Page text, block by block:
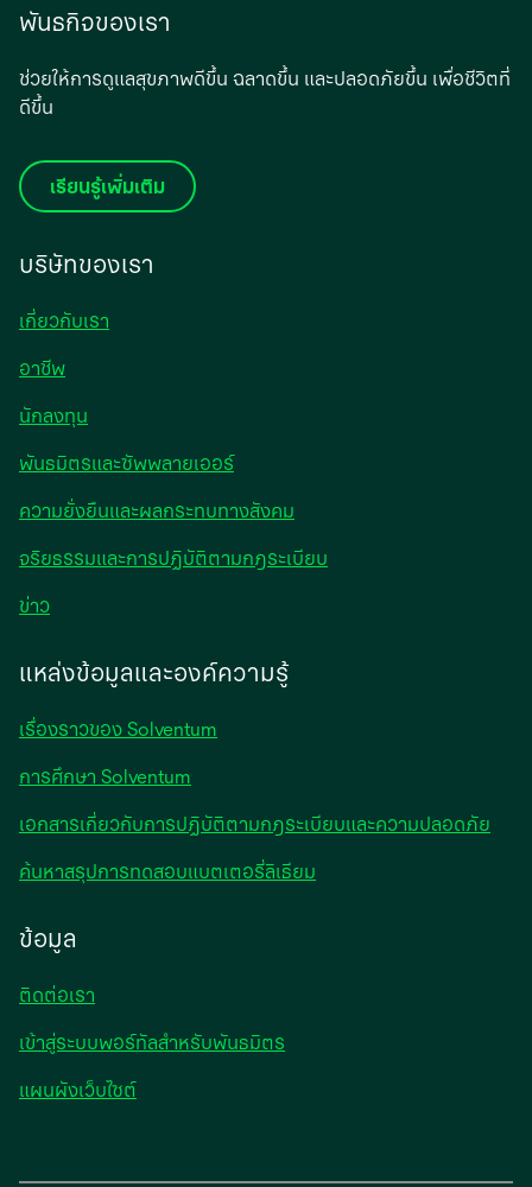
พันธกิจของเรา
ช่วยให้การดูแลสุขภาพดีขึ้น ฉลาดขึ้น และปลอดภัยขึ้น เพื่อชีวิตที่
ดีขึ้น
เรียนรู้เพิ่มเติม
บริษัทของเรา
เกี่ยวกับเรา
อาชีพ
นักลงทุน
a
new
พันธมิตรและซัพพลายเออร์
ความยั่งยืนและผลกระทบทางสังคม
จริยธรรมและการปฏิบัติตามกฎระเบียบ
ข่าวopens
แหล่งข้อมูลและองค์ความรู้
เรื่องราวของ Solventum
การศึกษา Solventum
เอกสารเกี่ยวกับการปฏิบัติตามกฎระเบียบและความปลอดภัย
ค้นหาสรุปการทดสอบแบตเตอรี่ลิเธียม
ข้อมูล
ติดต่อเรา
เข้าสู่ระบบพอร์ทัลสำหรับพันธมิตร
แผนผังเว็บไซต์